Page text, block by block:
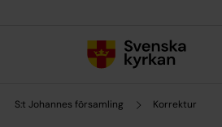
S:t Johannes församling Korrektur